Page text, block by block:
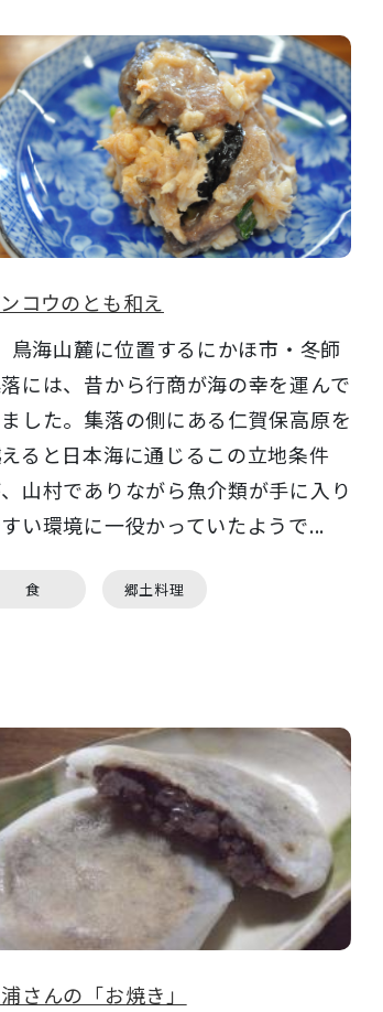
コウのとも和え
海山麓に位置するにかほ市・冬師
には、昔から行商が海の幸を運んで
した。集落の側にある仁賀保高原を
ると日本海に通じるこの立地条件
山村でありながら魚介類が手に入り
い環境に一役かっていたようで...
食 郷土料理
さんの「お焼き」